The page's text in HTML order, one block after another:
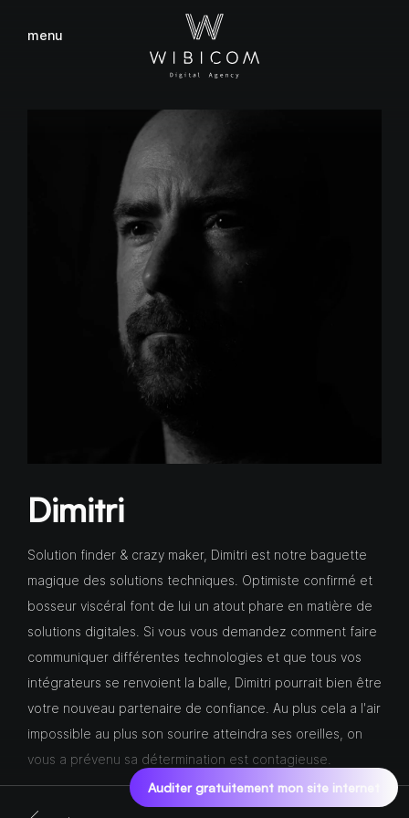
menu
Dimitri
Solution finder & crazy maker, Dimitri est notre baguette
magique des solutions techniques. Optimiste confirmé et
bosseur viscéral font de lui un atout phare en matière de
solutions digitales. Si vous vous demandez comment faire
communiquer différentes technologies et que tous vos
intégrateurs se renvoient la balle, Dimitri pourrait bien être
votre nouveau partenaire de confiance. Au plus cela a l'air
impossible au plus son sourire atteindra ses oreilles, on
vous a prévenu sa détermination est contagieuse.
Auditer gratuitement mon site internet